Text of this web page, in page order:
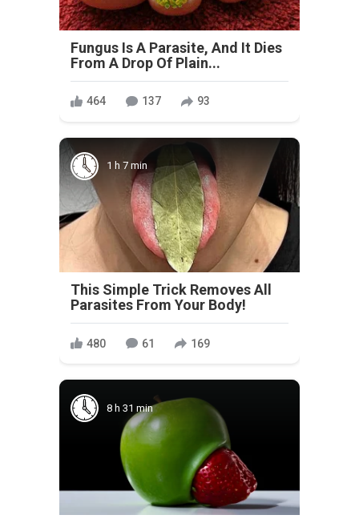
Fungus Is A Parasite, And It Dies
From A Drop Of Plain...
464 137 93
1 h 7 min
This Simple Trick Removes All
Parasites From Your Body!
480 61 169
8 h 31 min